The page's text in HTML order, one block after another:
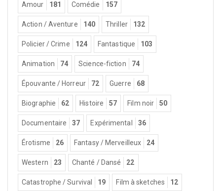
Amour 181 Comédie 157
Action / Aventure 140 Thriller 132
Policier / Crime 124 Fantastique 103
Animation 74 Science-fiction 74
Épouvante / Horreur 72 Guerre 68
Biographie 62 Histoire 57 Film noir 50
Documentaire 37 Expérimental 36
Érotisme 26 Fantasy / Merveilleux 24
Western 23 Chanté / Dansé 22
Catastrophe / Survival 19 Film à sketches 12